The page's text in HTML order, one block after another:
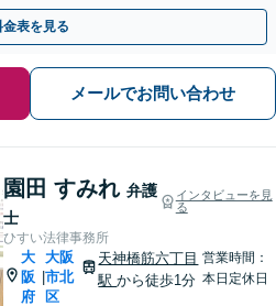
放棄もお任せください。
金表を見る
メールでお問い合わせ
園田 すみれ 弁護
士
インタビューを見
る
ひすい法律事務所
大
阪
府
|
大阪
市北
区
天神橋筋六丁目
駅から徒歩1分
営業時間：
本日定休日